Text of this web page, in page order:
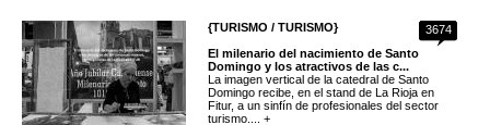
3674
{TURISMO / TURISMO}
El milenario del nacimiento de Santo
Domingo y los atractivos de las c...
La imagen vertical de la catedral de Santo
Domingo recibe, en el stand de La Rioja en
Fitur, a un sinfín de profesionales del sector
turismo.... +